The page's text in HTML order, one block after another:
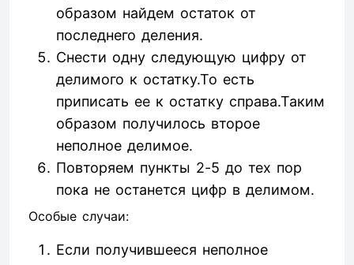
образом найдем остаток от
последнего деления.
Снести одну следующую цифру от
делимого к остатку.То есть
приписать ее к остатку справа.Таким
образом получилось второе
неполное делимое.
Повторяем пункты 2-5 до тех пор
пока не останется цифр в делимом.
Особые случаи:
Если получившееся неполное